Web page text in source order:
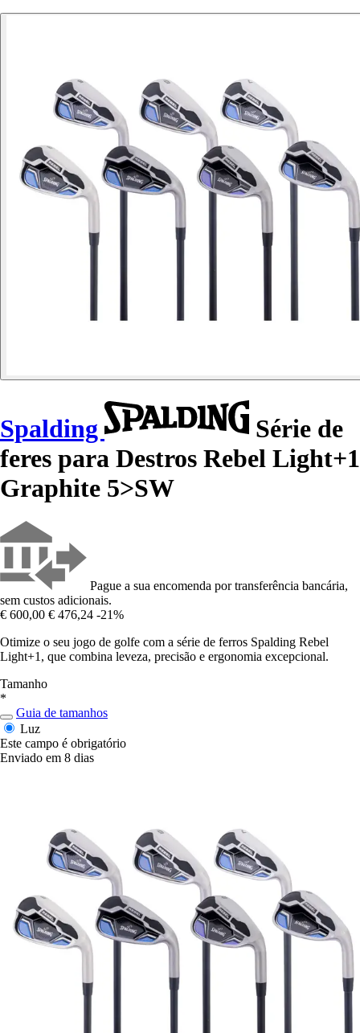
Spalding
Série de
feres para Destros Rebel Light+1
Graphite 5>SW
Pague a sua encomenda por transferência bancária,
sem custos adicionais.
€ 600,00 € 476,24 -21%
Otimize o seu jogo de golfe com a série de ferros Spalding Rebel
Light+1, que combina leveza, precisão e ergonomia excepcional.
Tamanho
*
Guia de tamanhos
Luz
Este campo é obrigatório
Enviado em 8 dias